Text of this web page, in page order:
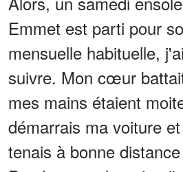
Emmet est parti pour
mensuelle habituelle,
suivre. Mon cœur
mes mains étaient
démarrais ma voiture
tenais à bonne